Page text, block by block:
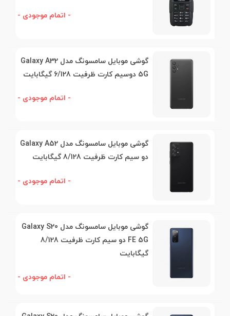
- اتمام موجودی -
گوشی موبایل سامسونگ مدل Galaxy A32
5G دوسیم کارت ظرفیت 6/128 گیگابایت
- اتمام موجودی -
گوشی موبایل سامسونگ مدل Galaxy A52
دو سیم کارت ظرفیت 8/128 گیگابایت
- اتمام موجودی -
گوشی موبایل سامسونگ مدل Galaxy S20
FE 5G دو سیم کارت ظرفیت 8/128
گیگابایت
- اتمام موجودی -